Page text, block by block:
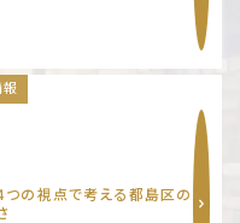
つの視点で考える都島区の